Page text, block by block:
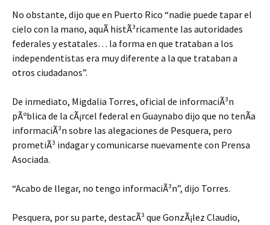
No obstante, dijo que en Puerto Rico “nadie puede tapar el
cielo con la mano, aquÃ histÃ³ricamente las autoridades
federales y estatales… la forma en que trataban a los
independentistas era muy diferente a la que trataban a
otros ciudadanos”.
De inmediato, Migdalia Torres, oficial de informaciÃ³n
pÃºblica de la cÃ¡rcel federal en Guaynabo dijo que no tenÃ­a
informaciÃ³n sobre las alegaciones de Pesquera, pero
prometiÃ³ indagar y comunicarse nuevamente con Prensa
Asociada.
“Acabo de llegar, no tengo informaciÃ³n”, dijo Torres.
Pesquera, por su parte, destacÃ³ que GonzÃ¡lez Claudio,